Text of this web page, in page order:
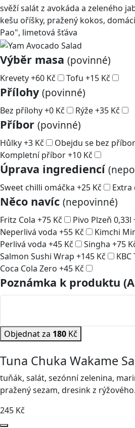
svěží salát z avokáda a zeleného
kešu oříšky, pražený kokos,
Pao", limetová šťáva
Výběr masa (povinné)
Krevety+60 Kč Tofu +15 Kč
Přílohy (povinné)
Bez přílohy+0 Kč Rýže+35 Kč
Příbor (povinné)
Hůlky+3 Kč Obejdu se bez
Kompletní příbor+10 Kč
Úprava ingrediencí
Sweet chilli omáčka +25 Kč Extra
Něco navíc (nepovinné)
Fritz Cola +75 Kč Pivo Plzeň 0,33l
Neperlivá voda +55 Kč Kimchi
Perlivá voda +45 Kč Singha +75
Salmon Sushi Wrap +145 Kč
Coca Cola Zero +45 Kč
Poznámka k produktu
Objednat za 180 Kč
Tuna Chuka Wakame
tuňák, salát, sezónní zelenina,
pražený sezam, dresink z
245 Kč